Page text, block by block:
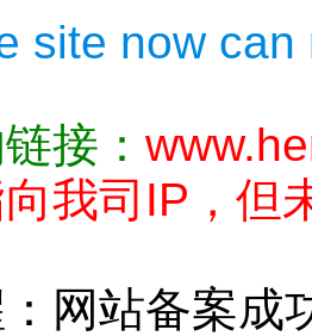
site now
接：
我司IP，但
网站备案成